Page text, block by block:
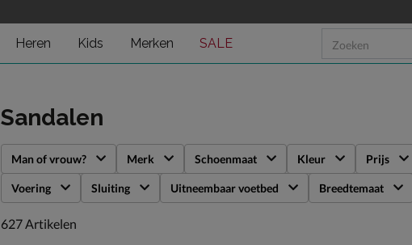
Heren Kids Merken SALE
Sandalen
Man of vrouw? Merk Schoenmaat Kleur Prijs
Voering Sluiting Uitneembaar voetbed Breedtemaat
627 artikelen
627Artikelen